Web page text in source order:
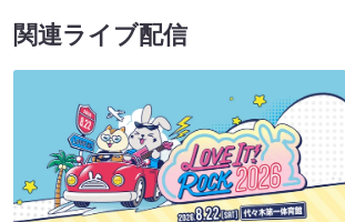
関連ライブ配信